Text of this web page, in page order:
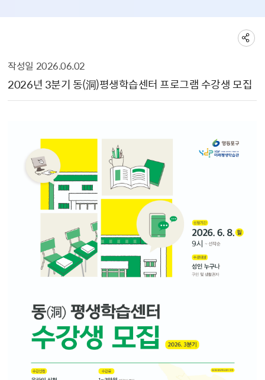
작성일 2026.06.02
2026년 3분기 동(洞)평생학습센터 프로그램 수강생 모집